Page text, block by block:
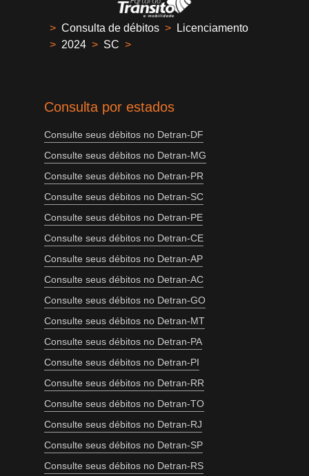
> Consulta de débitos >
Licenciamento
> 2024 > SC >
Consulta por estados
Consulte seus débitos no Detran-DF
Consulte seus débitos no Detran-MG
Consulte seus débitos no Detran-PR
Consulte seus débitos no Detran-SC
Consulte seus débitos no Detran-PE
Consulte seus débitos no Detran-CE
Consulte seus débitos no Detran-AP
Consulte seus débitos no Detran-AC
Consulte seus débitos no Detran-GO
Consulte seus débitos no Detran-MT
Consulte seus débitos no Detran-PA
Consulte seus débitos no Detran-PI
Consulte seus débitos no Detran-RR
Consulte seus débitos no Detran-TO
Consulte seus débitos no Detran-RJ
Consulte seus débitos no Detran-SP
Consulte seus débitos no Detran-RS